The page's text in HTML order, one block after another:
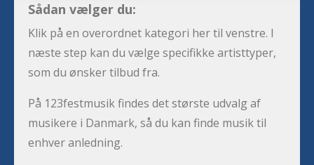
Sådan vælger du:
Klik på en overordnet kategori her til venstre. I
næste step kan du vælge specifikke artisttyper,
som du ønsker tilbud fra.
På 123festmusik findes det største udvalg af
musikere i Danmark, så du kan finde musik til
enhver anledning.